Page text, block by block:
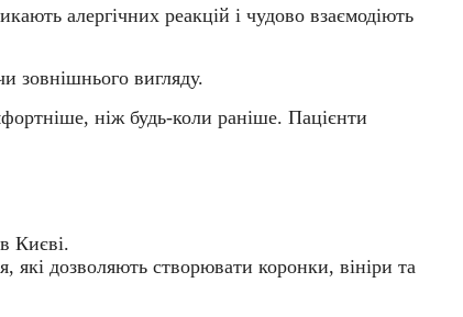
алергічних реакцій і чудово взаємодіють
зовнішнього вигляду.
ніж будь-коли раніше. Пацієнти
Києві.
, які дозволяють створювати коронки, вініри та